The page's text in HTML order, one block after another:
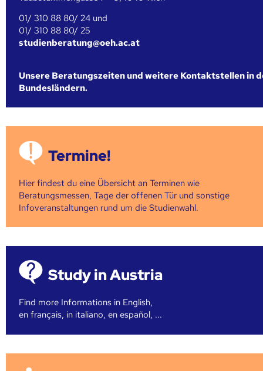
01/ 310 88 80/ 24 und
01/ 310 88 80/ 25
studienberatung@oeh.ac.at
Unsere Beratungszeiten und weitere Kontaktstellen in
Bundesländern.
Termine!
Hier findest du eine Übersicht an Terminen wie
Beratungsmessen, Tage der offenen Tür und sonstige
Infoveranstaltungen rund um die Studienwahl.
Study in Austria
Find more Informations in English,
en français, in italiano, en español, ...